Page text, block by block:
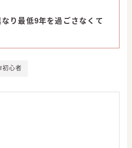
り最低9年を過ごさなくて
初心者